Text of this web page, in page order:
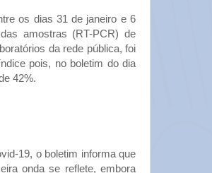
os dias 31 de janeiro e 6
amostras (RT-PCR) de
da rede pública, foi
pois, no boletim do dia
42%.
19, o boletim informa que
onda se reflete, embora